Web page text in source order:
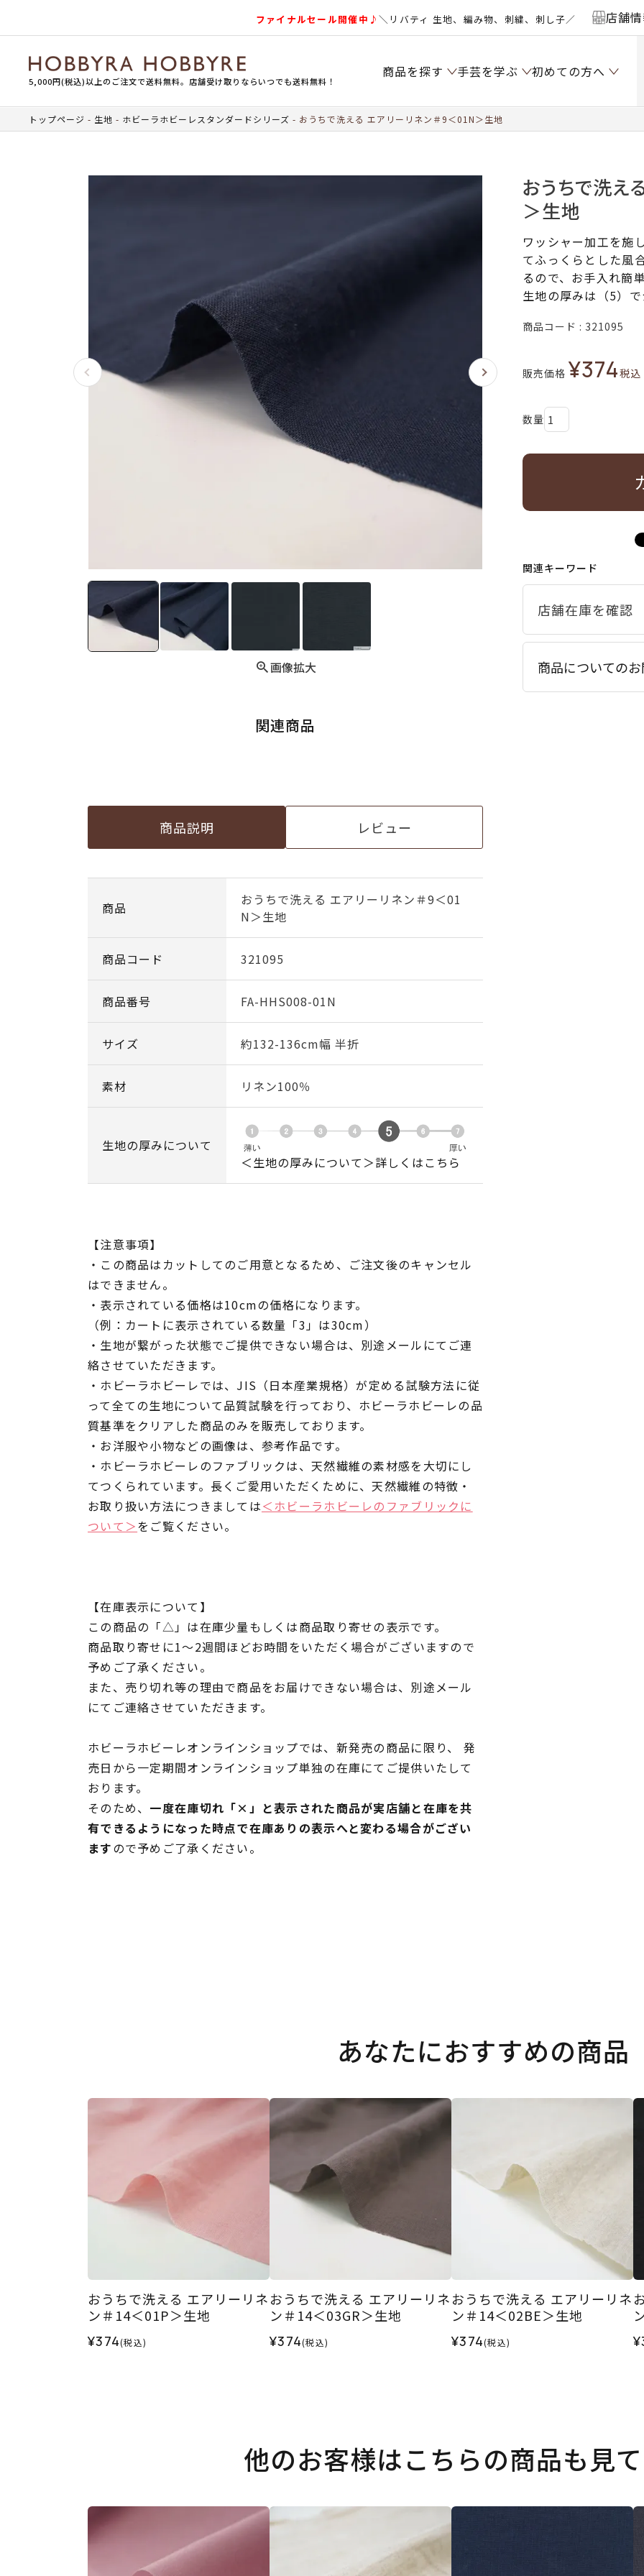
ファイナルセール開催中♪＼リバティ 生地、編み物、刺繍、刺し子／ 店舗
5,000円(税込)以上のご注文で送料無料。店舗受け取りならいつでも送料無料！
商品を探す 手芸を学ぶ 初めての方へ
トップページ 生地 ホビーラホビーレスタンダードシリーズ おうちで洗える エアリーリネン＃9＜01N＞生地
画像拡大
関連商品
商品説明 レビュー
商品
おうちで洗える エアリーリネン＃9＜01
N＞生地
商品コード 321095
商品番号 FA-HHS008-01N
サイズ 約132-136cm幅 半折
素材 リネン100％
生地の厚みについて
＜生地の厚みについて＞詳しくはこちら
【注意事項】
・この商品はカットしてのご用意となるため、ご注文後のキャンセル
はできません。
・表示されている価格は10cmの価格になります。
（例：カートに表示されている数量「3」は30cm）
・生地が繋がった状態でご提供できない場合は、別途メールにてご連
絡させていただきます。
・ホビーラホビーレでは、JIS（日本産業規格）が定める試験方法に従
って全ての生地について品質試験を行っており、ホビーラホビーレの品
質基準をクリアした商品のみを販売しております。
・お洋服や小物などの画像は、参考作品です。
・ホビーラホビーレのファブリックは、天然繊維の素材感を大切にし
てつくられています。長くご愛用いただくために、天然繊維の特徴・
お取り扱い方法につきましては＜ホビーラホビーレのファブリックに
ついて＞をご覧ください。
【在庫表示について】
この商品の「△」は在庫少量もしくは商品取り寄せの表示です。
商品取り寄せに1～2週間ほどお時間をいただく場合がございますので
予めご了承ください。
また、売り切れ等の理由で商品をお届けできない場合は、別途メール
にてご連絡させていただきます。
ホビーラホビーレオンラインショップでは、新発売の商品に限り、 発
売日から一定期間オンラインショップ単独の在庫にてご提供いたして
おります。
そのため、 一度在庫切れ「×」と表示された商品が実店舗と在庫を共
有できるようになった時点で在庫ありの表示へと変わる場合がござい
ますので予めご了承ください。
おうちで洗え
＞生地
ワッシャー加工を施
てふっくらとした風
るので、お手入れ簡
生地の厚みは（5）で
商品コード 321095
販売価格 ¥374税込
関連キーワード
商品についての
あなたにおすすめの商品
おうちで洗える エアリーリネ
ン＃14＜01P＞生地
¥374(税込)
おうちで洗える エアリーリネ
ン＃14＜03GR＞生地
¥374(税込)
おうちで洗える エアリーリネ
ン＃14＜02BE＞生地
¥374(税込)
他のお客様はこちらの商品も見